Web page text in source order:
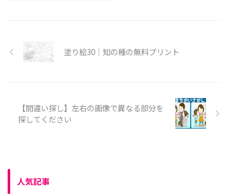
塗り絵30｜知の種の無料プリント
【間違い探し】左右の画像で異なる部分を
探してください
人気記事